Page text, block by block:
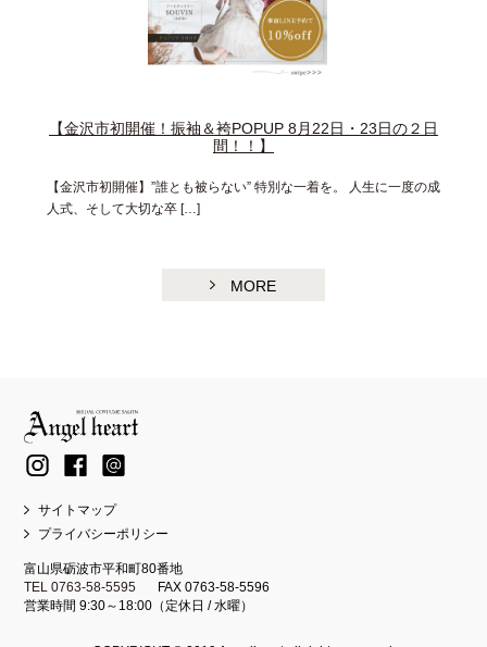
【金沢市初開催！振袖＆袴POPUP 8月22日・23日の２日
間！！】
【金沢市初開催】”誰とも被らない” 特別な一着を。 人生に一度の成
人式、そして大切な卒 […]
MORE
サイトマップ
プライバシーポリシー
富山県砺波市平和町80番地
TEL 0763-58-5595
FAX 0763-58-5596
営業時間 9:30～18:00（定休日 / 水曜）